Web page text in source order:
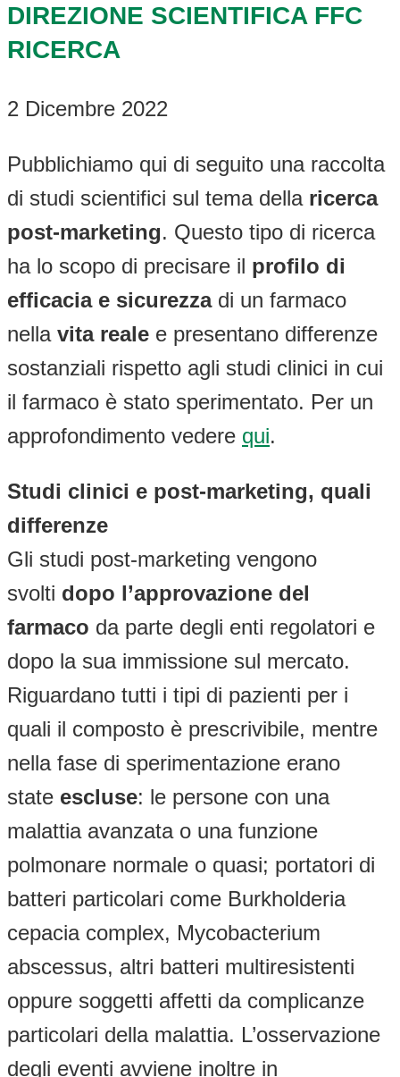
DIREZIONE SCIENTIFICA FFC
RICERCA
2 Dicembre 2022
Pubblichiamo qui di seguito una raccolta
di studi scientifici sul tema della ricerca
post-marketing. Questo tipo di ricerca
ha lo scopo di precisare il profilo di
efficacia e sicurezzadi un farmaco
nella vita reale e presentano differenze
sostanziali rispetto agli studi clinici in cui
il farmaco è stato sperimentato. Per un
approfondimento vedere qui.
Studi clinici e post-marketing, quali
differenze
Gli studi post-marketing vengono
svolti dopo l’approvazione del
farmaco da parte degli enti regolatori e
dopo la sua immissione sul mercato.
Riguardano tutti i tipi di pazienti per i
quali il composto è prescrivibile, mentre
nella fase di sperimentazione erano
state escluse: le persone con una
malattia avanzata o una funzione
polmonare normale o quasi; portatori di
batteri particolari come Burkholderia
cepacia complex, Mycobacterium
abscessus, altri batteri multiresistenti
oppure soggetti affetti da complicanze
particolari della malattia. L’osservazione
degli eventi avviene inoltre in